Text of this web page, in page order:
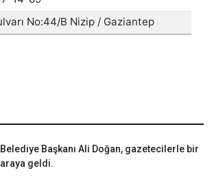
Belediye Başkanı Ali Doğan, gazetecilerle bir
araya geldi.